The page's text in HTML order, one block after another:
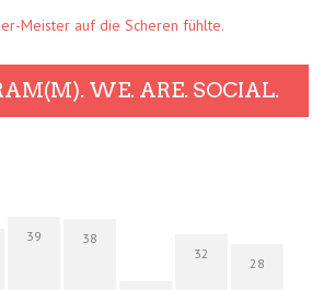
Meister auf die Scheren fühlte.
WE. ARE. SOCIAL.
39 38
32
28